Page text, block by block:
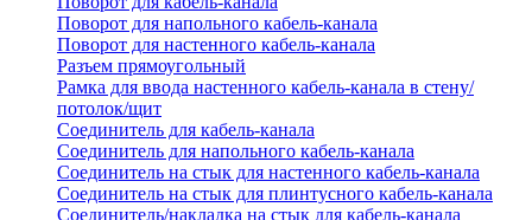
Поворот для напольного кабель-канала
Поворот для настенного кабель-канала
Разъем прямоугольный
Рамка для ввода настенного кабель-канала в стену/
потолок/щит
Соединитель для кабель-канала
Соединитель для напольного кабель-канала
Соединитель на стык для настенного кабель-канала
Соединитель на стык для плинтусного кабель-канала
Соединитель/накладка на стык для кабель-канала